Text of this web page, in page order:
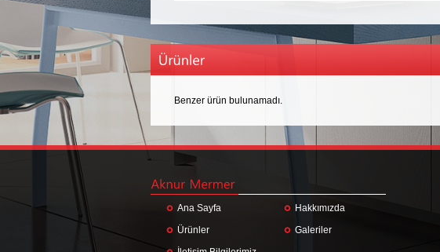
Benzer ürün bulunamadı.
Ana Sayfa
Hakkımızda
Ürünler
Galeriler